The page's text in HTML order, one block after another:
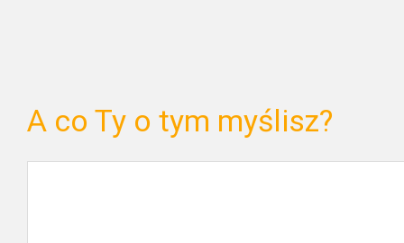
A co Ty o tym myślisz?